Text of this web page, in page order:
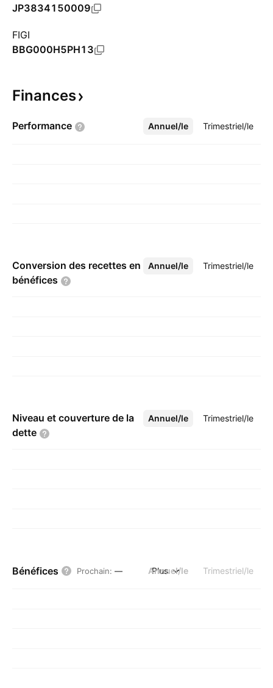
JP3834150009
FIGI
BBG000H5PH13
Finances
Performance Annuel/le Trimestriel/le
Plus
Conversion des recettes en
bénéfices
Annuel/le Trimestriel/le
Plus
Niveau et couverture de la
dette
Annuel/le Trimestriel/le
Plus
Bénéfices Prochain: — Annuel/le Trimestriel/le
Plus